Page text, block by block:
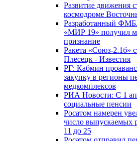
Развитие движения
космодроме
Разработанный
«МИР 19» получил
признание
Ракета «Союз-2.1б»
Плесецк - Известия
РГ: Кабмин
закупку в регионы
медкомплексов
РИА Новости: С 1
социальные пенсии
Росатом намерен
число выпускаемых
11 до 25